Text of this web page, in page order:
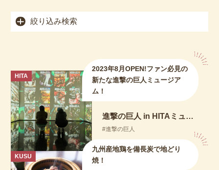
絞り込み検索
HITA
2023年8月OPEN!ファン必見の
新たな進撃の巨人ミュージア
ム！
進撃の巨人 in HITAミュージアム ANNEX
進撃の巨人
KUSU
九州産地鶏を備長炭で地どり
焼！